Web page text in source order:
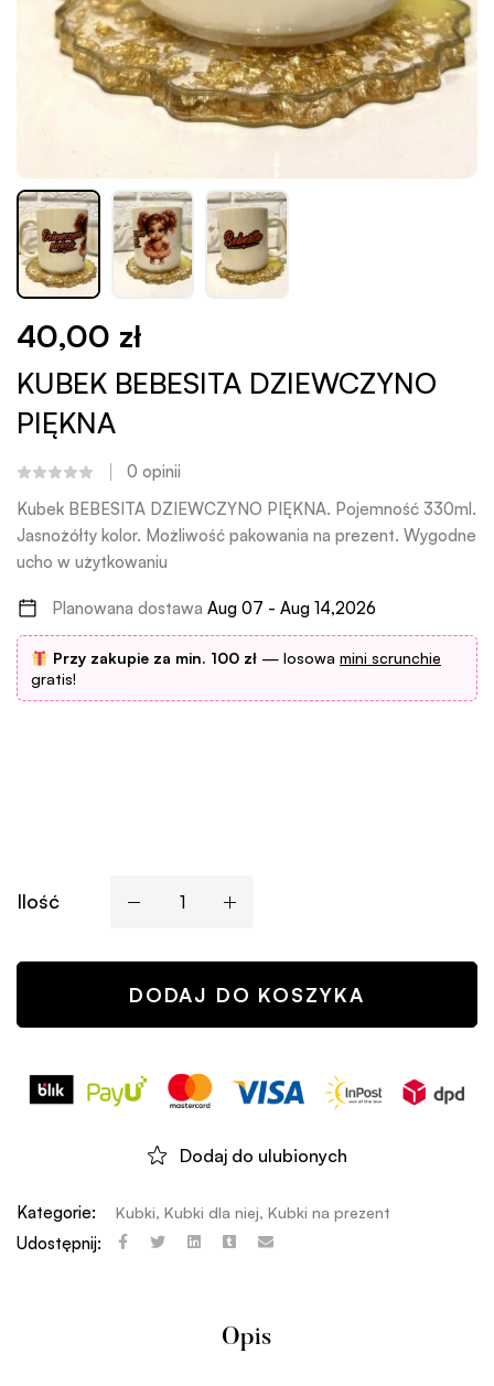
40,00 zł
KUBEK BEBESITA DZIEWCZYNO
PIĘKNA
0 opinii
Kubek BEBESITA DZIEWCZYNO PIĘKNA. Pojemność 330ml.
Jasnożółty kolor. Możliwość pakowania na prezent. Wygodne
ucho w użytkowaniu
Planowana dostawa Aug 07 - Aug 14,2026
Przy zakupie za min. 100 zł— losowa mini scrunchie
gratis!
Ilość
DODAJ DO KOSZYKA
Dodaj do ulubionych
Kategorie: Kubki, Kubki dla niej, Kubki na prezent
Udostępnij:
Opis